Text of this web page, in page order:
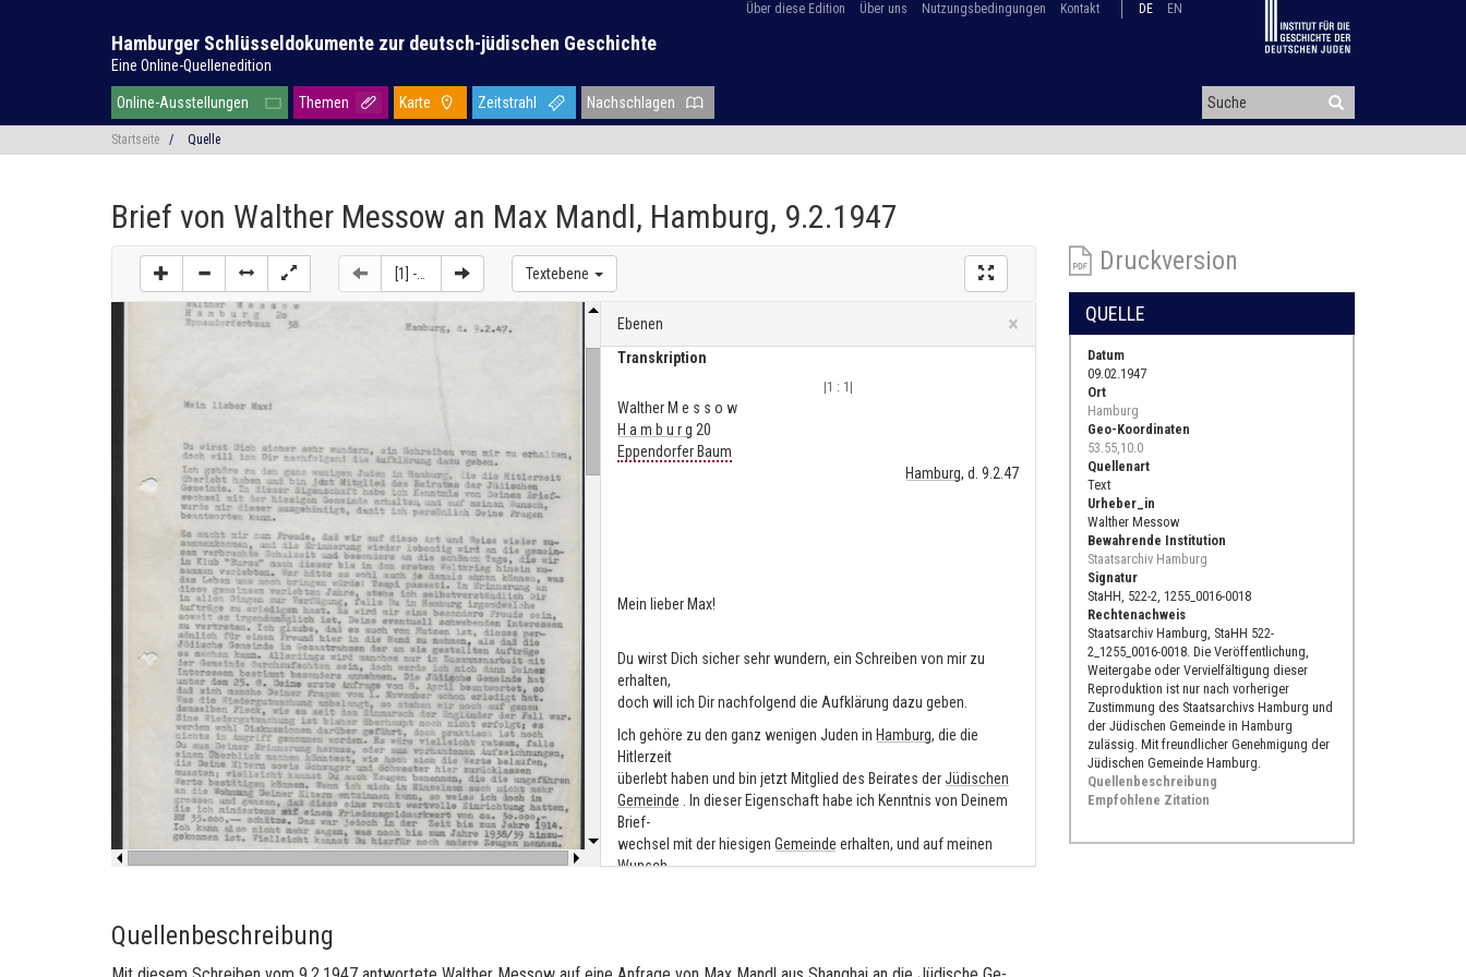
Über diese Edition Über uns Nutzungsbedingungen Kontakt DE EN
Hamburger Schlüsseldokumente zur deutsch-jüdischen Geschichte
Eine Online-Quellenedition
Online-Ausstellungen Themen Karte Zeitstrahl Nachschlagen
Startseite / Quelle
Brief von Walther Messow an Max Mandl, Hamburg, 9.2.1947
Ebenen ×Close
Transkription
|1 : 1|
Walther M e s s o w
H a m b u r g 20
Eppendorfer Baum
Hamburg, d. 9.2.47
Mein lieber Max!
Du wirst Dich sicher sehr wundern, ein Schreiben von mir zu
erhalten,
doch will ich Dir nachfolgend die Aufklärung dazu geben.
Ich gehöre zu den ganz wenigen Juden in Hamburg, die die
Hitlerzeit
überlebt haben und bin jetzt Mitglied des Beirates derJüdischen
Gemeinde . In dieser Eigenschaft habe ich Kenntnis von Deinem
Brief-
wechsel mit der hiesigen Gemeinde erhalten, und auf meinen
Wunsch,
Es macht mir nun Freude, daß wir auf diese Art und Weise wieder
Textebene
Quellenbeschreibung
Druckversion
QUELLE
Datum
09.02.1947
Ort
Hamburg
Geo-Koordinaten
53.55,10.0
Quellenart
Text
Urheber_in
Walther Messow
Bewahrende Institution
Staatsarchiv Hamburg
Signatur
StaHH, 522-2, 1255_0016-0018
Rechtenachweis
Staatsarchiv Hamburg, StaHH 522-
2_1255_0016-0018. Die Veröffentlichung,
Weitergabe oder Vervielfältigung dieser
Reproduktion ist nur nach vorheriger
Zustimmung des Staatsarchivs Hamburg und
der Jüdischen Gemeinde in Hamburg
zulässig. Mit freundlicher Genehmigung der
Jüdischen Gemeinde Hamburg.
Quellenbeschreibung
Empfohlene Zitation